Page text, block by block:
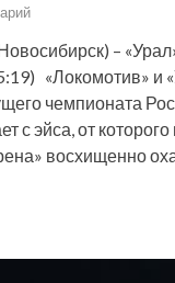
–
«Локомотив» и
чемпионата
с эйса, от
восхищенно